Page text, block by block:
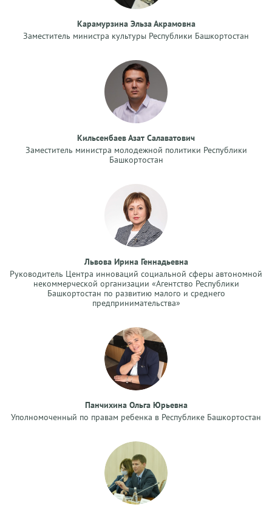
Карамурзина Эльза Акрамовна
Заместитель министра культуры Республики Башкортостан
Кильсенбаев Азат Салаватович
Заместитель министра молодежной политики Республики
Башкортостан
Львова Ирина Геннадьевна
Руководитель Центра инноваций социальной сферы автономной
некоммерческой организации «Агентство Республики
Башкортостан по развитию малого и среднего
предпринимательства»
Панчихина Ольга Юрьевна
Уполномоченный по правам ребенка в Республике Башкортостан